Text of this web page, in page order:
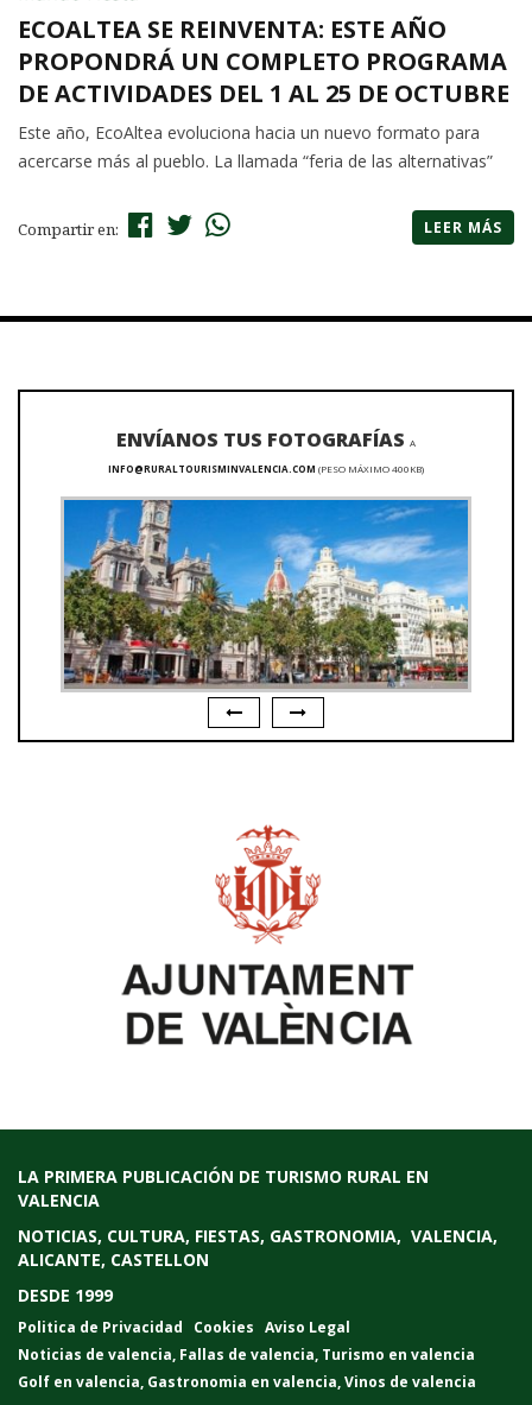
ECOALTEA SE REINVENTA: ESTE AÑO
PROPONDRÁ UN COMPLETO PROGRAMA
DE ACTIVIDADES DEL 1 AL 25 DE OCTUBRE
Este año, EcoAltea evoluciona hacia un nuevo formato para
acercarse más al pueblo. La llamada “feria de las alternativas”
Compartir en: LEER MÁS
ENVÍANOS TUS FOTOGRAFÍAS A
INFO@RURALTOURISMINVALENCIA.COM (PESO MÁXIMO 400KB)
LA PRIMERA PUBLICACIÓN DE TURISMO RURAL EN
VALENCIA
NOTICIAS, CULTURA, FIESTAS, GASTRONOMIA, VALENCIA,
ALICANTE, CASTELLON
DESDE 1999
Politica de Privacidad Cookies Aviso Legal
Noticias de valencia, Fallas de valencia, Turismo en valencia
Golf en valencia, Gastronomia en valencia,Vinos de valencia